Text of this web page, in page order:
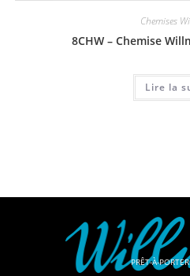
Chemises
8CHW – Chemise
Lire la
PRÊT-À-